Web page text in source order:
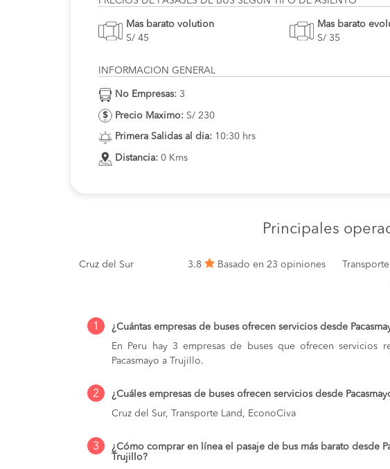
Mas barato volution
S/ 45
Mas barato
S/ 35
INFORMACION GENERAL
No Empresas: 3
Precio Maximo: S/ 230
Primera Salidas al dia: 10:30 hrs
Distancia: 0 Kms
Principales
Cruz del Sur 3.8 Basado en 23 opiniones
1
¿Cuántas empresas de buses ofrecen servicios desde
En Peru hay 3 empresas de buses que ofrecen servicios
Pacasmayo a Trujillo.
2
¿Cuáles empresas de buses ofrecen servicios desde
Cruz del Sur, Transporte Land, EconoCiva
3
¿Cómo comprar en línea el pasaje de bus más barato desde
Trujillo?